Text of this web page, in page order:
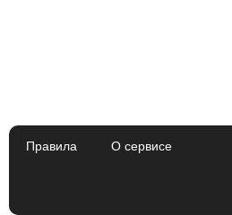
Правила О сервисе